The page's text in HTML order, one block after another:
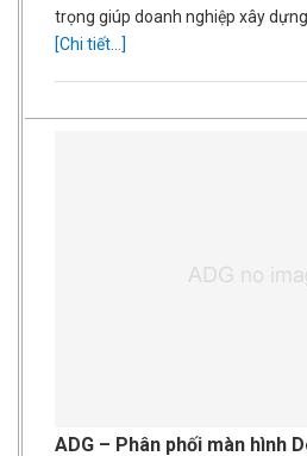
trọng giúp doanh nghiệp xây
[Chi tiết...]
ADG – Phân phối màn hình